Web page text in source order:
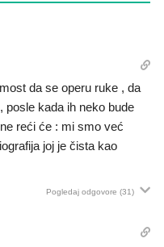
da se operu ruke , da
posle kada ih neko bude
reći će : mi smo već
joj je čista kao
Pogledaj odgovore (31)